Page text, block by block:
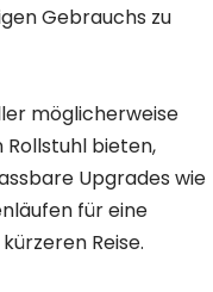
Gebrauchs zu
möglicherweise
bieten,
Upgrades wie
für eine
Reise.